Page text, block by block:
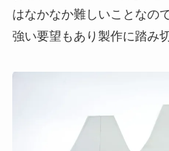
はなかなか難しいことなの
強い要望もあり製作に踏み